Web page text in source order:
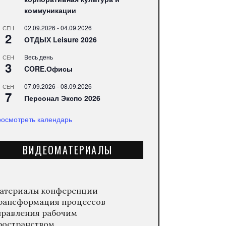
коммуникации
СЕН
2
02.09.2026 -04.09.2026
ОТДЫХ Leisure 2026
СЕН
3
Весь день
CORE.Офисы
СЕН
7
07.09.2026 -08.09.2026
Персонал Экспо 2026
календарь
ВИДЕОМАТЕРИАЛЫ
конференции
процессов
рабочим